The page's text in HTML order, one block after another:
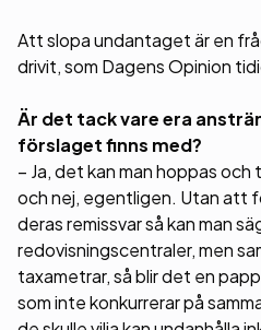
Att slopa undantaget är en
drivit, som Dagens Opinion
Är det tack vare era
förslaget finns med?
– Ja, det kan man hoppas
och nej, egentligen. Utan att
deras remissvar så kan man
redovisningscentraler, men
taxametrar, så blir det en
som inte konkurrerar på